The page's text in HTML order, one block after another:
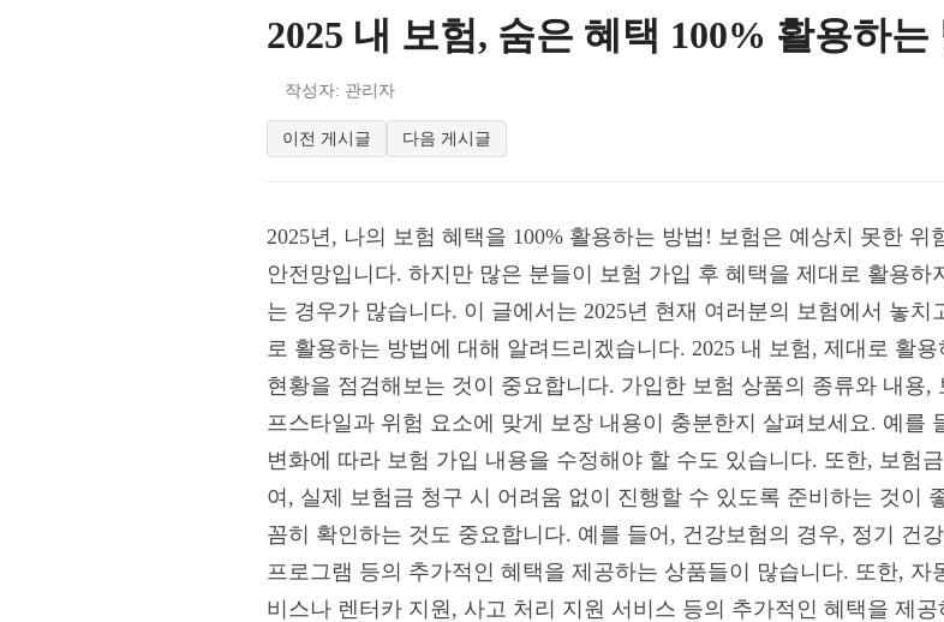
2025 내 보험, 숨은 혜택 100% 활용하는
작성자: 관리자
이전 게시글 다음 게시글
2025년, 나의 보험 혜택을 100% 활용하는 방법! 보험은 예상치 못한
안전망입니다. 하지만 많은 분들이 보험 가입 후 혜택을 제대로 활용하
는 경우가 많습니다. 이 글에서는 2025년 현재 여러분의 보험에서 놓
로 활용하는 방법에 대해 알려드리겠습니다. 2025 내 보험, 제대로 활
현황을 점검해보는 것이 중요합니다. 가입한 보험 상품의 종류와 내용
프스타일과 위험 요소에 맞게 보장 내용이 충분한지 살펴보세요. 예를
변화에 따라 보험 가입 내용을 수정해야 할 수도 있습니다. 또한, 보험
여, 실제 보험금 청구 시 어려움 없이 진행할 수 있도록 준비하는 것이
꼼히 확인하는 것도 중요합니다. 예를 들어, 건강보험의 경우, 정기 건
프로그램 등의 추가적인 혜택을 제공하는 상품들이 많습니다. 또한,
비스나 렌터카 지원, 사고 처리 지원 서비스 등의 추가적인 혜택을 제